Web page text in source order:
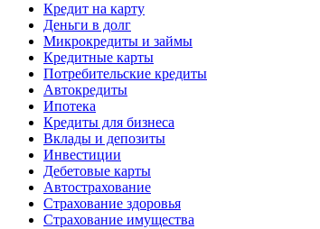
Кредит на карту
Деньги в долг
Микрокредиты и займы
Кредитные карты
Потребительские кредиты
Автокредиты
Ипотека
Кредиты для бизнеса
Вклады и депозиты
Инвестиции
Дебетовые карты
Автострахование
Страхование здоровья
Страхование имущества